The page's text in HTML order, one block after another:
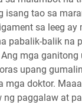
isang tao sa
sa leeg ay
pabalik-balik na
mga ganitong
upang
mga doktor.
paggalaw at